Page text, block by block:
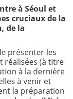
à Séoul et
cruciaux de la
de la
présenter les
réalisées (à titre
à la dernière
à venir et
la préparation